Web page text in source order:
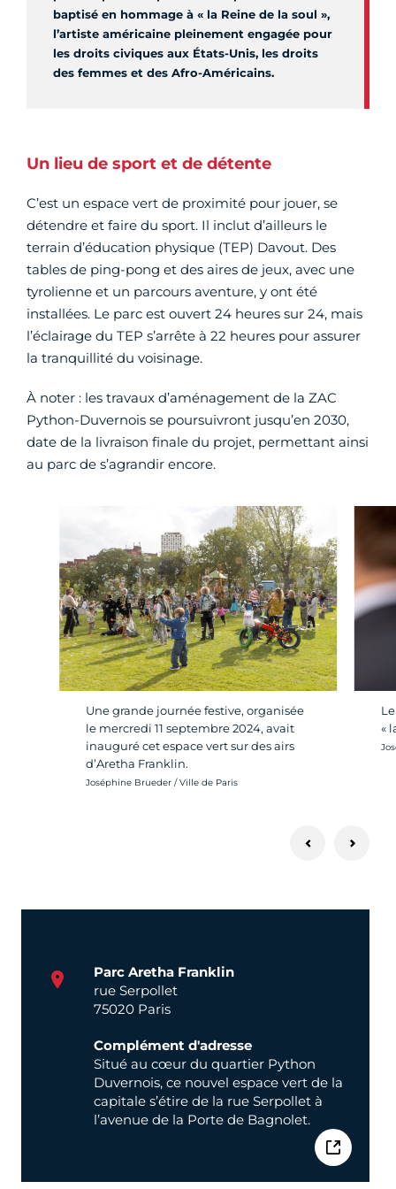
baptisé en hommage à « la Reine de la soul »,
l’artiste américaine pleinement engagée pour
les droits civiques aux États-Unis, les droits
des femmes et des Afro-Américains.
Un lieu de sport et de détente
C’est un espace vert de proximité pour jouer, se
détendre et faire du sport. Il inclut d’ailleurs le
terrain d’éducation physique (TEP) Davout. Des
tables de ping-pong et des aires de jeux, avec une
tyrolienne et un parcours aventure, y ont été
installées. Le parc est ouvert 24 heures sur 24, mais
l’éclairage du TEP s’arrête à 22 heures pour assurer
la tranquillité du voisinage.
À noter : les travaux d’aménagement de la ZAC
Python-Duvernois se poursuivront jusqu’en 2030,
date de la livraison finale du projet, permettant ainsi
au parc de s’agrandir encore.
Une grande journée festive, organisée
le mercredi 11 septembre 2024, avait
inauguré cet espace vert sur des airs
d’Aretha Franklin.
Crédit photo :
Joséphine Brueder / Ville de Paris
«
Parc Aretha Franklin
rue Serpollet
75020 Paris
Complément d'adresse
Situé au cœur du quartier Python
Duvernois, ce nouvel espace vert de la
capitale s’étire de la rue Serpollet à
l’avenue de la Porte de Bagnolet.